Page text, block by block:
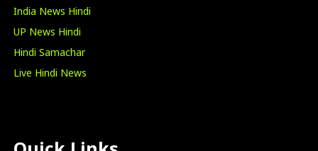
India News Hindi
UP News Hindi
Hindi Samachar
Live Hindi News